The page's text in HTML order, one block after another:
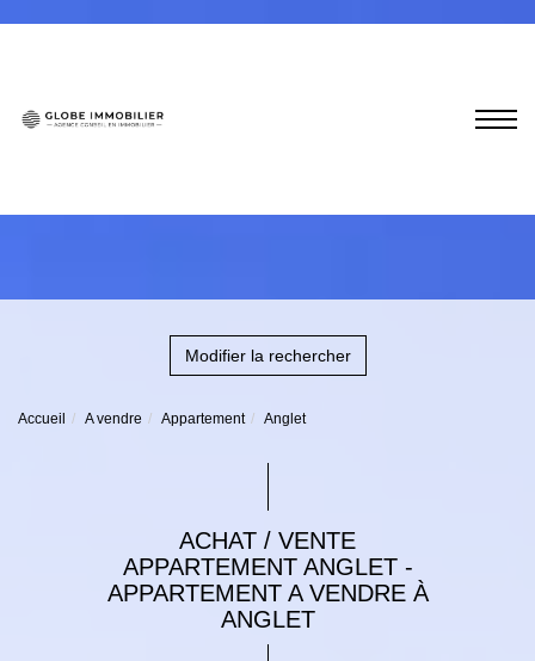
Modifier la rechercher
Accueil A vendre Appartement Anglet
ACHAT / VENTE
APPARTEMENT ANGLET -
APPARTEMENT A VENDRE À
ANGLET